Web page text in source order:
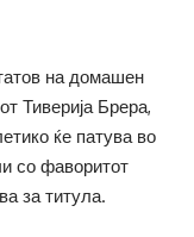
на домашен
Тиверија Брера,
ќе патува во
со фаворитот
за титула.